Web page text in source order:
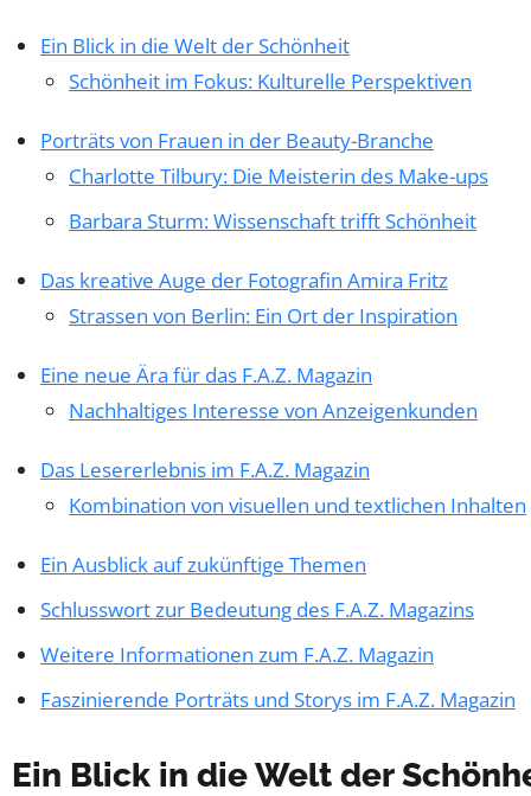
Ein Blick in die Welt der Schönheit
Schönheit im Fokus: Kulturelle Perspektiven
Porträts von Frauen in der Beauty-Branche
Charlotte Tilbury: Die Meisterin des Make-ups
Barbara Sturm: Wissenschaft trifft Schönheit
Das kreative Auge der Fotografin Amira Fritz
Strassen von Berlin: Ein Ort der Inspiration
Eine neue Ära für das F.A.Z. Magazin
Nachhaltiges Interesse von Anzeigenkunden
Das Lesererlebnis im F.A.Z. Magazin
Kombination von visuellen und textlichen Inhalten
Ein Ausblick auf zukünftige Themen
Schlusswort zur Bedeutung des F.A.Z. Magazins
Weitere Informationen zum F.A.Z. Magazin
Faszinierende Porträts und Storys im F.A.Z. Magazin
Ein Blick in die Welt der